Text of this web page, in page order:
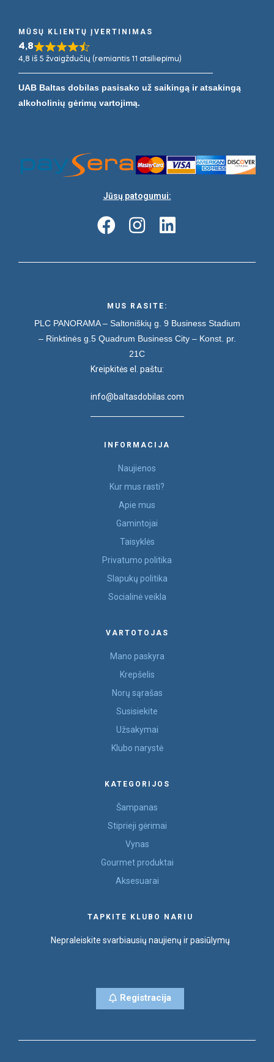
MŪSŲ KLIENTŲ ĮVERTINIMAS
4,8
4,8 iš 5 žvaigždučių (remiantis 11 atsiliepimu)
UAB Baltas dobilas pasisako už saikingą ir atsakingą
alkoholinių gėrimų vartojimą.
Jūsų patogumui:
MUS RASITE:
PLC PANORAMA – Saltoniškių g. 9 Business Stadium
– Rinktinės g.5 Quadrum Business City – Konst. pr.
21C
Kreipkitės el. paštu:
info@baltasdobilas.com
INFORMACIJA
Naujienos
Kur mus rasti?
Apie mus
Gamintojai
Taisyklės
Privatumo politika
Slapukų politika
Socialinė veikla
VARTOTOJAS
Mano paskyra
Krepšelis
Norų sąrašas
Susisiekite
Užsakymai
Klubo narystė
KATEGORIJOS
Šampanas
Stiprieji gėrimai
Vynas
Gourmet produktai
Aksesuarai
TAPKITE KLUBO NARIU
Nepraleiskite svarbiausių naujienų ir pasiūlymų
Registracija